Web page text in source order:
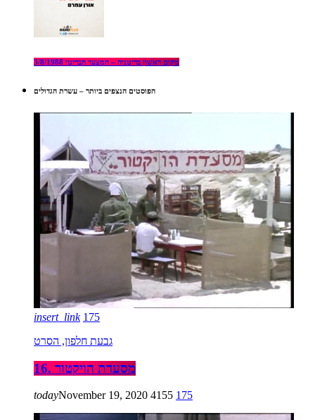
מקום ראשון בריטניה – המצעד הבריטי 3/8/1988
הפוסטים הנצפים ביותר – עשרת הגדולים
insert_link 175
גבעת חלפון, הסרט
16. מסעדת הויקטור
todayNovember 19, 2020 4155 175